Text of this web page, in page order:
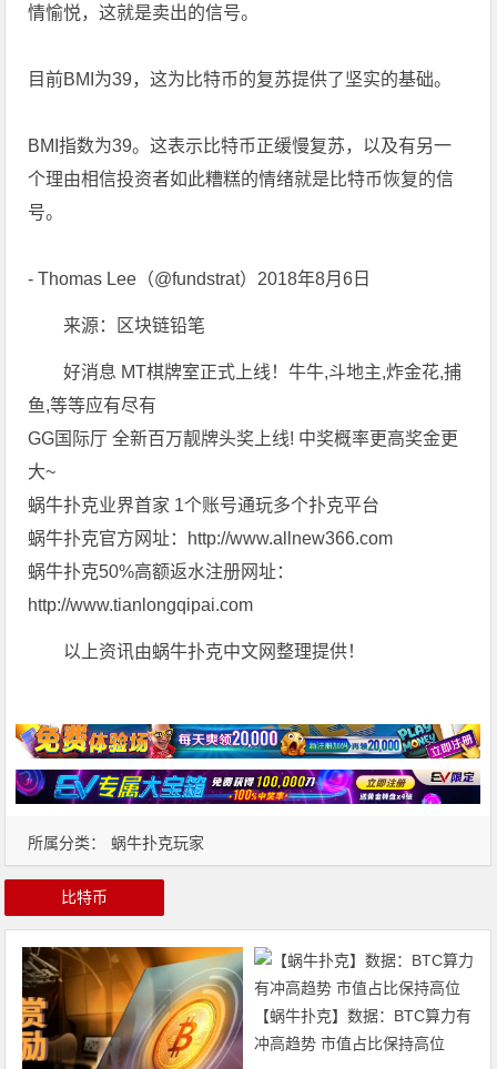
所属分类： 蜗牛扑克玩家
情愉悦，这就是卖出的信号。
目前BMI为39，这为比特币的复苏提供了坚实的基础。
BMI指数为39。这表示比特币正缓慢复苏，以及有另一
个理由相信投资者如此糟糕的情绪就是比特币恢复的信
号。
- Thomas Lee（@fundstrat）2018年8月6日
来源：区块链铅笔
好消息 MT棋牌室正式上线！牛牛,斗地主,炸金花,捕
鱼,等等应有尽有
GG国际厅 全新百万靓牌头奖上线! 中奖概率更高奖金更
大~
蜗牛扑克业界首家 1个账号通玩多个扑克平台
蜗牛扑克官方网址：http://www.allnew366.com
蜗牛扑克50%高额返水注册网址：
http://www.tianlongqipai.com
以上资讯由蜗牛扑克中文网整理提供！
比特币
【蜗牛扑克】数据：BTC算力有
冲高趋势 市值占比保持高位